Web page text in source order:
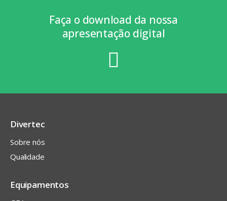
Faça o download da nossa
apresentação digital
Divertec
Sobre nós
Qualidade
Equipamentos